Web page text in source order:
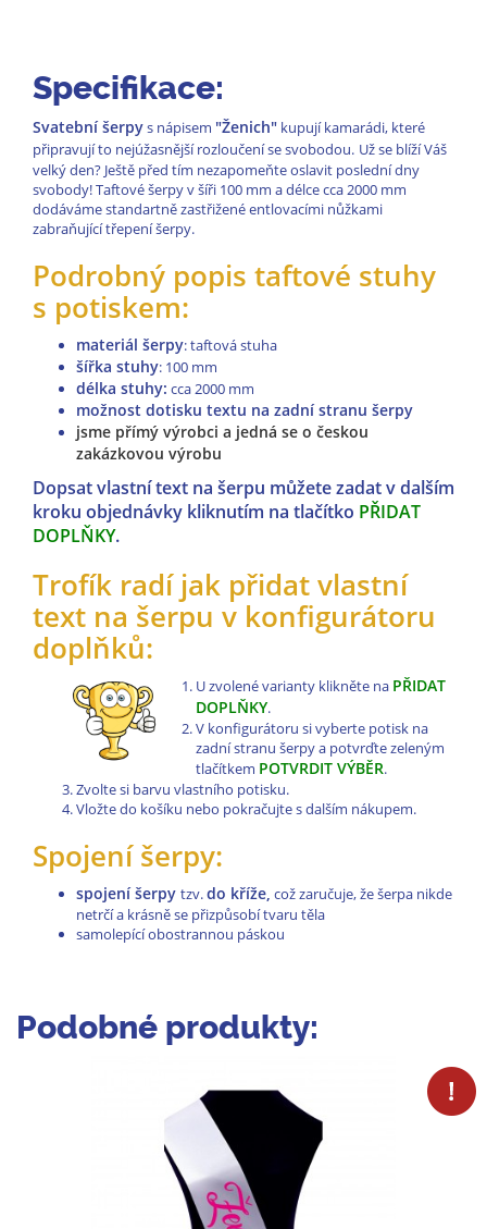
Specifikace:
Svatební šerpys nápisem "Ženich" kupují kamarádi, které
připravují to nejúžasnější rozloučení se svobodou. Už se blíží Váš
velký den? Ještě před tím nezapomeňte oslavit poslední dny
svobody! Taftové šerpy v šíři 100 mm a délce cca 2000 mm
dodáváme standartně zastřižené entlovacími nůžkami
zabraňující třepení šerpy.
Podrobný popis taftové stuhy
s potiskem:
materiál šerpy: taftová stuha
šířka stuhy: 100 mm
délka stuhy: cca2000 mm
možnost dotisku textu na zadní stranu šerpy
jsme přímý výrobci a jedná se o českou
zakázkovou výrobu
Dopsat vlastní text na šerpu můžete zadat v dalším
kroku objednávky kliknutím na tlačítko PŘIDAT
DOPLŇKY.
Trofík radí jak přidat vlastní
text na šerpu v konfigurátoru
doplňků:
U zvolené varianty klikněte na PŘIDAT
DOPLŇKY.
V konfigurátoru si vyberte potisk na
zadní stranu šerpy a potvrďte zeleným
tlačítkem POTVRDIT VÝBĚR.
Zvolte si barvu vlastního potisku.
Vložte do košíku nebo pokračujte s dalším nákupem.
Spojení šerpy:
spojení šerpy tzv.do kříže, což zaručuje, že šerpa nikde
netrčí a krásně se přizpůsobí tvaru těla
samolepící obostrannou páskou
Podobné produkty: